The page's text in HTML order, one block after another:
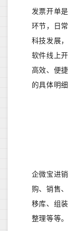
发票开单
环节，日
科技发展
软件线上
高效、便
的具体明细
企微宝进
购、销售
移库、组
整理等等。